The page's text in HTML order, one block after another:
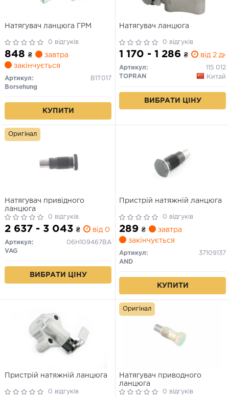
Натягувач ланцюга ГРМ
0 відгуків
848 ₴
завтра
закінчується
Артикул:
B1T017
Borsehung
КУПИТИ
Натягувач ланцюга
0 відгуків
1 170 - 1 286 ₴ від 2 дн.
Артикул:
115 012
TOPRAN
Китай
ВИБРАТИ ЦІНУ
Натягувач привідного
ланцюга
0 відгуків
2 637 - 3 043 ₴ від 0 дн.
Артикул:
06H109467BA
VAG
ВИБРАТИ ЦІНУ
Оригінал
Пристрій натяжній ланцюга
0 відгуків
289 ₴
завтра
закінчується
Артикул:
37109137
AND
КУПИТИ
Пристрій натяжній ланцюга
0 відгуків
Натягувач приводного
ланцюга
0 відгуків
Оригінал